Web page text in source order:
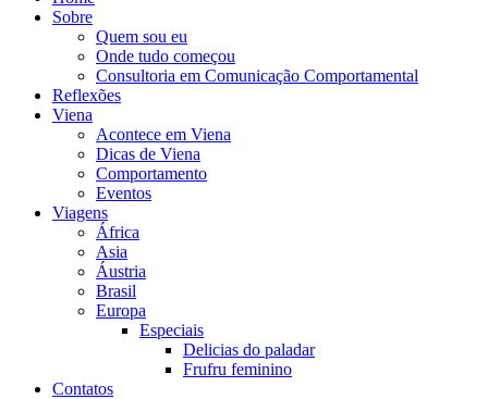
Sobre
Quem sou eu
Onde tudo começou
Consultoria em Comunicação Comportamental
Reflexões
Viena
Acontece em Viena
Dicas de Viena
Comportamento
Eventos
Viagens
África
Asia
Áustria
Brasil
Europa
Especiais
Delicias do paladar
Frufru feminino
Contatos